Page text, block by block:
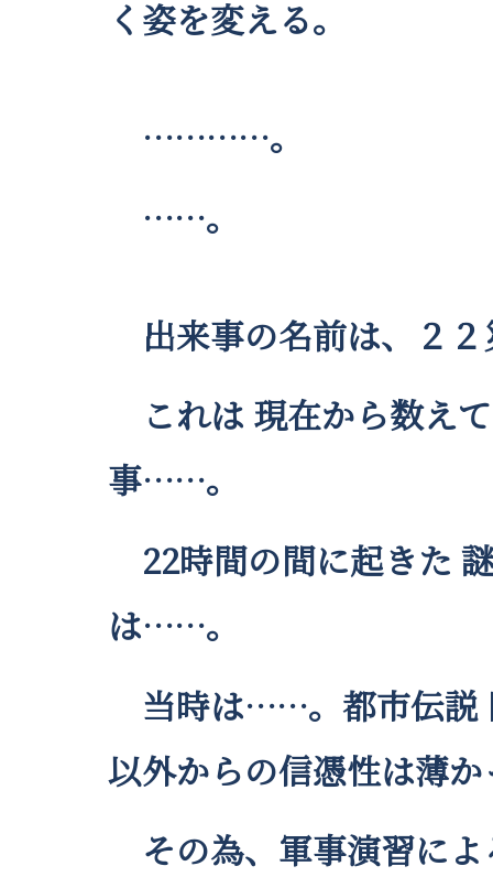
く姿を変える。
…………。
……。
出来事の名前は、２
これは 現在から数え
事……。
22時間の間に起きた
は……。
当時は……。都市伝説
以外からの信憑性は薄
その為、軍事演習に